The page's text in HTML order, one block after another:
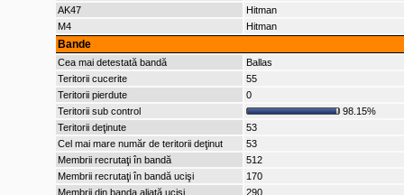
AK47
Hitman
M4
Hitman
Bande
Cea mai detestată bandă
Ballas
Teritorii cucerite
55
Teritorii pierdute
0
Teritorii sub control
98.15%
Teritorii deţinute
53
Cel mai mare număr de teritorii deţinut
53
Membrii recrutaţi în bandă
512
Membrii recrutaţi în bandă ucişi
170
Membrii din banda aliată ucişi
290